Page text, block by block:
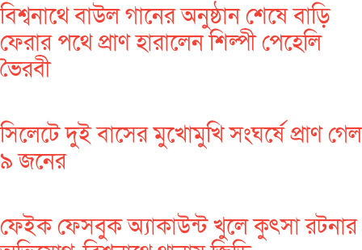
বিশ্বনাথে বাউল গানের অনুষ্ঠান শেষে বাড়ি
ফেরার পথে প্রাণ হারালেন শিল্পী পেহেলি
ভৈরবী
সিলেটে দুই বাসের মুখোমুখি সংঘর্ষে প্রাণ গেল
৯ জনের
ফেইক ফেসবুক অ্যাকাউন্ট খুলে কুৎসা রটনার